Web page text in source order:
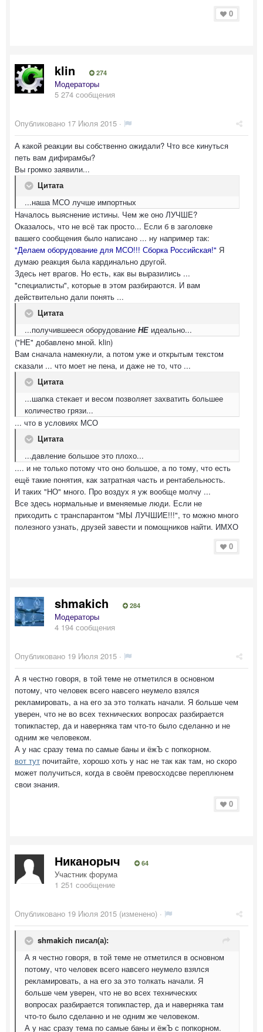
0
klin 274
Модераторы
5 274 сообщения
Опубликовано 17 Июля 2015 ·
А какой реакции вы собственно ожидали? Что все кинуться
петь вам дифирамбы?
Вы громко заявили...
Цитата
...наша МСО лучше импортных
Началось выяснение истины. Чем же оно ЛУЧШЕ?
Оказалось, что не всё так просто... Если б в заголовке
вашего сообщения было написано ... ну например так:
"Делаем оборудование для МСО!!! Сборка Российская!" Я
думаю реакция была кардинально другой.
Здесь нет врагов. Но есть, как вы выразились ...
"специалисты", которые в этом разбираются. И вам
действительно дали понять ...
Цитата
...получившееся оборудование НЕ идеально...
("НЕ" добавлено мной. klin)
Вам сначала намекнули, а потом уже и открытым текстом
сказали ... что моет не пена, и даже не то, что ...
Цитата
...шапка стекает и весом позволяет захватить большее
количество грязи...
... что в условиях МСО
Цитата
...давление большое это плохо...
.... и не только потому что оно большое, а по тому, что есть
ещё такие понятия, как затратная часть и рентабельность.
И таких "НО" много. Про воздух я уж вообще молчу ...
Все здесь нормальные и вменяемые люди. Если не
приходить с транспарантом "МЫ ЛУЧШИЕ!!!", то можно много
полезного узнать, друзей завести и помощников найти. ИМХО
0
shmakich 284
Модераторы
4 194 сообщения
Опубликовано 19 Июля 2015 ·
А я честно говоря, в той теме не отметился в основном
потому, что человек всего навсего неумело взялся
рекламировать, а на его за это толкать начали. Я больше чем
уверен, что не во всех технических вопросах разбирается
топикпастер, да и наверняка там что-то было сделанно и не
одним же человеком.
А у нас сразу тема по самые баны и ёжЪ с попкорном.
вот тут почитайте, хорошо хоть у нас не так как там, но скоро
может получиться, когда в своём превосходсве переплюнем
свои знания.
0
Никанорыч 64
Участник форума
1 251 сообщение
Опубликовано 19 Июля 2015 (изменено) ·
shmakich писал(а):
А я честно говоря, в той теме не отметился в основном
потому, что человек всего навсего неумело взялся
рекламировать, а на его за это толкать начали. Я
больше чем уверен, что не во всех технических
вопросах разбирается топикпастер, да и наверняка там
что-то было сделанно и не одним же человеком.
А у нас сразу тема по самые баны и ёжЪ с попкорном.